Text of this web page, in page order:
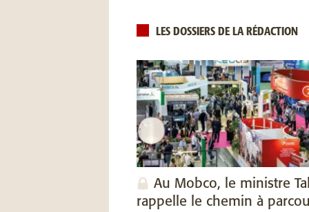
LES DOSSIERS DE LA RÉDACTION
Au Mobco, le ministre
rappelle le chemin à